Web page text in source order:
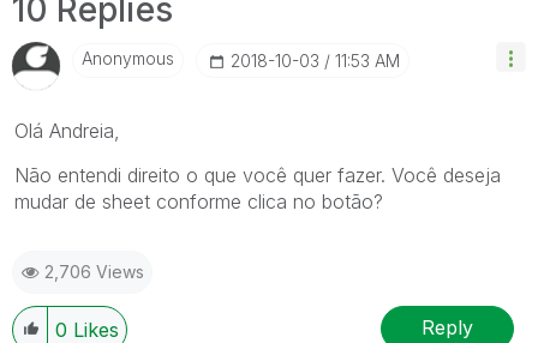
10 Replies
Anonymous ‎2018-10-03 11:53 AM
Olá Andreia,
Não entendi direito o que você quer fazer. Você deseja
mudar de sheet conforme clica no botão?
2,706 Views
0 Likes Reply